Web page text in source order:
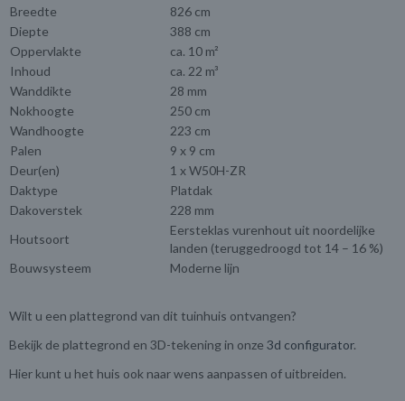
Breedte
826 cm
Diepte
388 cm
Oppervlakte
ca. 10 m²
Inhoud
ca. 22 m³
Wanddikte
28 mm
Nokhoogte
250 cm
Wandhoogte
223 cm
Palen
9 x 9 cm
Deur(en)
1 x W50H-ZR
Daktype
Platdak
Dakoverstek
228 mm
Houtsoort
Eersteklas vurenhout uit noordelijke
landen (teruggedroogd tot 14 – 16 %)
Bouwsysteem
Moderne lijn
Wilt u een plattegrond van dit tuinhuis ontvangen?
Bekijk de plattegrond en 3D-tekening in onze 3d configurator.
Hier kunt u het huis ook naar wens aanpassen of uitbreiden.